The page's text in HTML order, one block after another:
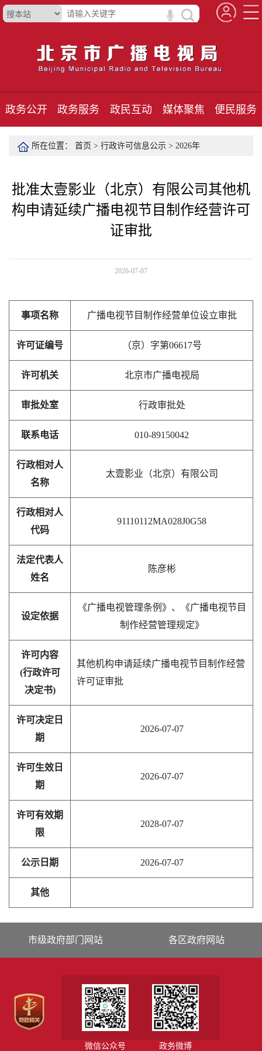
政务公开 政务服务 政民互动 媒体聚焦 便民服务
所在位置： 首页 > 行政许可信息公示 > 2026年
批准太壹影业（北京）有限公司其他机
构申请延续广播电视节目制作经营许可
证审批
2026-07-07
事项名称 广播电视节目制作经营单位设立审批
许可证编号 （京）字第06617号
许可机关 北京市广播电视局
审批处室 行政审批处
联系电话 010-89150042
行政相对人
名称
太壹影业（北京）有限公司
行政相对人
代码
91110112MA028J0G58
法定代表人
姓名
陈彦彬
设定依据
《广播电视管理条例》、《广播电视节目
制作经营管理规定》
许可内容
(行政许可
决定书)
其他机构申请延续广播电视节目制作经营
许可证审批
许可决定日
期
2026-07-07
许可生效日
期
2026-07-07
许可有效期
限
2028-07-07
公示日期 2026-07-07
其他
市级政府部门网站 各区政府网站
微信公众号 政务微博